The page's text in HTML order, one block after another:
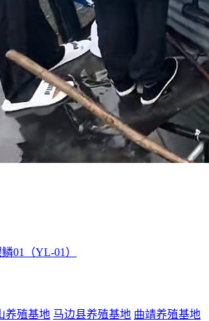
01（YL-01）
养殖基地 马边县养殖基地 曲靖养殖基地